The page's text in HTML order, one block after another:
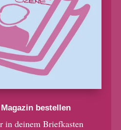
bestellen
in deinem Briefkasten